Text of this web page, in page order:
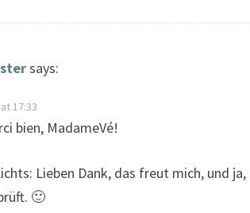
says:
17:33
bien, MadameVé!
Lieben Dank, das freut mich, und
🙂